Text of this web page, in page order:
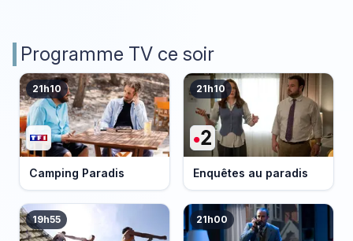
Programme TV ce soir
21h10
Camping Paradis
21h10
Enquêtes au paradis
19h55 21h00